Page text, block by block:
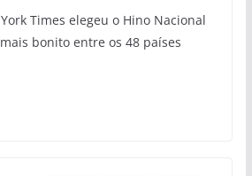
Times elegeu o Hino Nacional
bonito entre os 48 países